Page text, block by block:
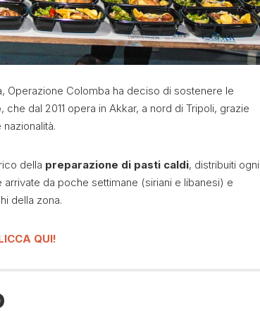
Operazione Colomba ha deciso di sostenere le
, che dal 2011 opera in Akkar, a nord di Tripoli, grazie
della preparazione di pasti caldi, distribuiti ogni
da poche settimane (siriani e libanesi) e
della zona.
QUI!